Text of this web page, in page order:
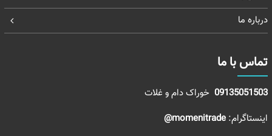
درباره ما
تماس با ما
09135051503خوراک دام و غلات
اینستاگرام: momenitrade@